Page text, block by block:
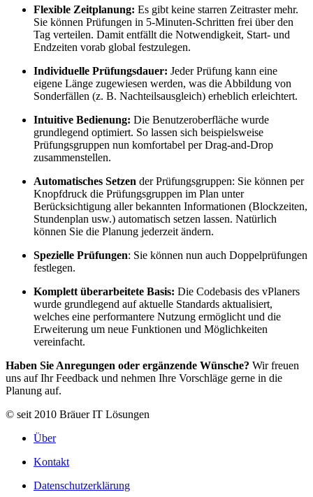
Flexible Zeitplanung: Es gibt keine starren Zeitraster mehr.
Sie können Prüfungen in 5-Minuten-Schritten frei über den
Tag verteilen. Damit entfällt die Notwendigkeit, Start- und
Endzeiten vorab global festzulegen.
Individuelle Prüfungsdauer: Jeder Prüfung kann eine
eigene Länge zugewiesen werden, was die Abbildung von
Sonderfällen (z. B. Nachteilsausgleich) erheblich erleichtert.
Intuitive Bedienung: Die Benutzeroberfläche wurde
grundlegend optimiert. So lassen sich beispielsweise
Prüfungsgruppen nun komfortabel per Drag-and-Drop
zusammenstellen.
Automatisches Setzen der Prüfungsgruppen: Sie können per
Knopfdruck die Prüfungsgruppen im Plan unter
Berücksichtigung aller bekannten Informationen (Blockzeiten,
Stundenplan usw.) automatisch setzen lassen. Natürlich
können Sie die Planung jederzeit ändern.
Spezielle Prüfungen: Sie können nun auch Doppelprüfungen
festlegen.
Komplett überarbeitete Basis: Die Codebasis des vPlaners
wurde grundlegend auf aktuelle Standards aktualisiert,
welches eine performantere Nutzung ermöglicht und die
Erweiterung um neue Funktionen und Möglichkeiten
vereinfacht.
Haben Sie Anregungen oder ergänzende Wünsche? Wir freuen
uns auf Ihr Feedback und nehmen Ihre Vorschläge gerne in die
Planung auf.
© seit 2010 Bräuer IT Lösungen
Über
Kontakt
Datenschutzerklärung